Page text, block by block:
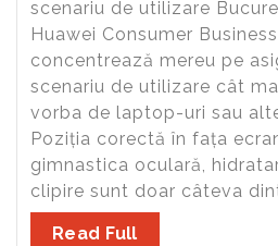
scenariu de utilizare
Huawei Consumer
concentrează mereu pe
scenariu de utilizare cât
vorba de laptop-uri sau
Poziția corectă în fața
gimnastica oculară,
clipire sunt doar câteva
Read Full